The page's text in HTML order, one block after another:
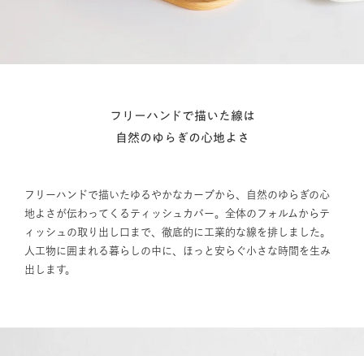
フリーハンドで描いた線は
自然のゆらぎの心地よさ
フリーハンドで描いたゆるやかなカーブから、自然のゆらぎの心
地よさが伝わってくるティッシュカバー。全体のフォルムからテ
ィッシュの取り出し口まで、徹底的に工業的な線を排しました。
人工物に囲まれる暮らしの中に、ほっと安らぐ小さな時間を生み
出します。